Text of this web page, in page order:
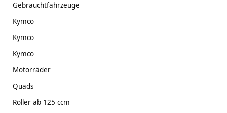
Gebrauchtfahrzeuge
Kymco
Kymco
Kymco
Motorräder
Quads
Roller ab 125 ccm